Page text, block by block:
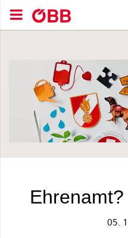
Zum Inhalt springen (Alt+0).
Zum Hauptmenü springen (Alt+1).
Zur Suche springen (Alt+2).
schließen
05.